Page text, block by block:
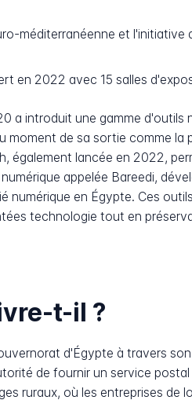
méditerranéenne et l'initiative
en 2022 avec 15 salles
a introduit une gamme d'outils
de sa sortie comme la
également lancée en 2022,
appelée Bareedi,
numérique en Égypte. Ces
technologie tout en
t-il ?
d'Égypte à travers
de fournir un service
ruraux, où les entreprises de